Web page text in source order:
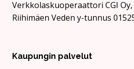
Verkkolaskuoperaattori CGI Oy,
Riihimäen Veden y-tunnus
Kaupungin palvelut